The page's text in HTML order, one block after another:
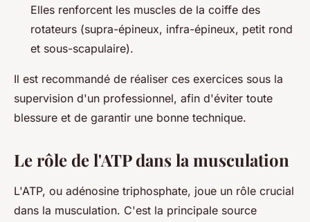
Elles renforcent les muscles de la coiffe des
rotateurs (supra-épineux, infra-épineux, petit rond
et sous-scapulaire).
Il est recommandé de réaliser ces exercices sous la
supervision d'un professionnel, afin d'éviter toute
blessure et de garantir une bonne technique.
Le rôle de l'ATP dans la musculation
L'ATP, ou adénosine triphosphate, joue un rôle crucial
dans la musculation. C'est la principale source